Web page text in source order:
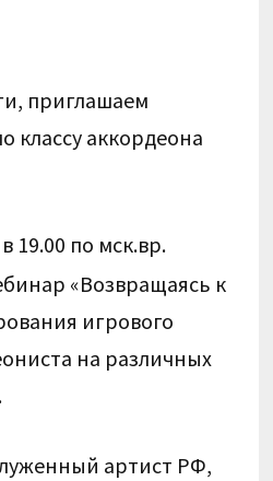
приглашаем
классу аккордеона
19.00 по мск.вр.
«Возвращаясь к
игрового
на различных
артист РФ,